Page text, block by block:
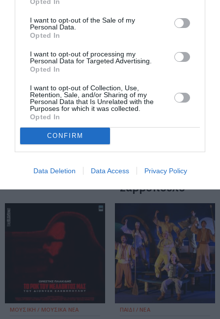
I want to opt-out of the Sale of my
Personal Data.
Opted In
I want to opt-out of processing my
Personal Data for Targeted Advertising.
Opted In
I want to opt-out of Collection, Use,
Retention, Sale, and/or Sharing of my
Personal Data that Is Unrelated with the
Purposes for which it was collected.
Opted In
CONFIRM
Data Deletion Data Access Privacy Policy
Αθηνών
ΣΙΝΕΜΑ / ΝΕΑ
«Νίκος
Καβουκίδης: Μια
ζωή μαρτυρίες»
στην Ταινιοθήκη
της Ελλάδος
ΦΕΣΤΙΒΑΛ / ΝΕΑ
ξεκίνησε με
αφιέρωμα στο
Διονύση
Σαββόπουλο
ΜΟΥΣΙΚΗ / ΜΟΥΣΙΚΑ ΝΕΑ ΠΑΙΔΙ / ΝΕΑ